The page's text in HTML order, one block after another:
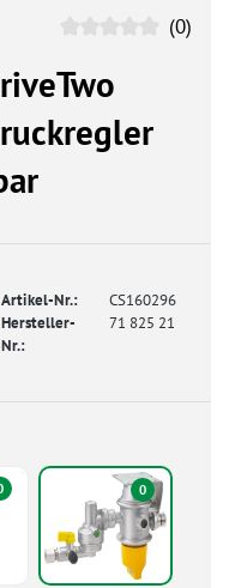
(0)
Artikel-Nr.:
CS160296
Hersteller-
Nr.:
71 825 21
0